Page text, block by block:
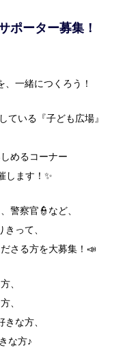
ポーター募集！
一緒につくろう！
ている『子ども広場』
めるコーナー
します！✨
警察官👮など、
って、
さる方を大募集！📣
、
、
な方、
な方♪